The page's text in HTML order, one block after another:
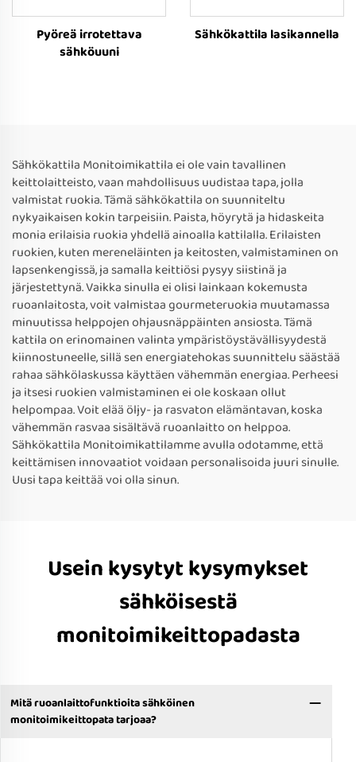
Pyöreä irrotettava
sähköuuni
Sähkökattila lasikannella
Sähkökattila Monitoimikattila ei ole vain tavallinen
keittolaitteisto, vaan mahdollisuus uudistaa tapa, jolla
valmistat ruokia. Tämä sähkökattila on suunniteltu
nykyaikaisen kokin tarpeisiin. Paista, höyrytä ja hidaskeita
monia erilaisia ruokia yhdellä ainoalla kattilalla. Erilaisten
ruokien, kuten mereneläinten ja keitosten, valmistaminen on
lapsenkengissä, ja samalla keittiösi pysyy siistinä ja
järjestettynä. Vaikka sinulla ei olisi lainkaan kokemusta
ruoanlaitosta, voit valmistaa gourmeteruokia muutamassa
minuutissa helppojen ohjausnäppäinten ansiosta. Tämä
kattila on erinomainen valinta ympäristöystävällisyydestä
kiinnostuneelle, sillä sen energiatehokas suunnittelu säästää
rahaa sähkölaskussa käyttäen vähemmän energiaa. Perheesi
ja itsesi ruokien valmistaminen ei ole koskaan ollut
helpompaa. Voit elää öljy- ja rasvaton elämäntavan, koska
vähemmän rasvaa sisältävä ruoanlaitto on helppoa.
Sähkökattila Monitoimikattilamme avulla odotamme, että
keittämisen innovaatiot voidaan personalisoida juuri sinulle.
Uusi tapa keittää voi olla sinun.
Usein kysytyt kysymykset
sähköisestä
monitoimikeittopadasta
Mitä ruoanlaittofunktioita sähköinen
monitoimikeittopata tarjoaa?